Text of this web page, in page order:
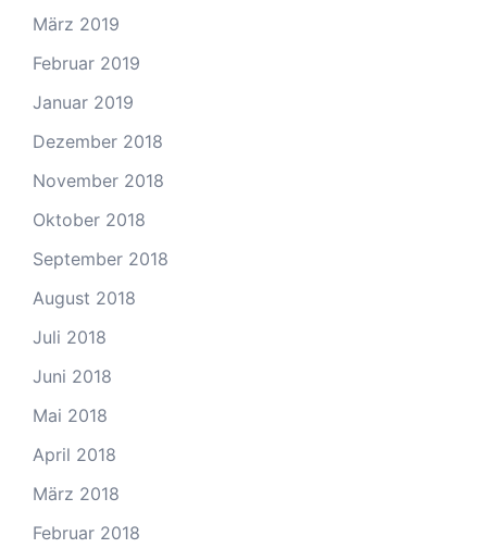
März 2019
Februar 2019
Januar 2019
Dezember 2018
November 2018
Oktober 2018
September 2018
August 2018
Juli 2018
Juni 2018
Mai 2018
April 2018
März 2018
Februar 2018